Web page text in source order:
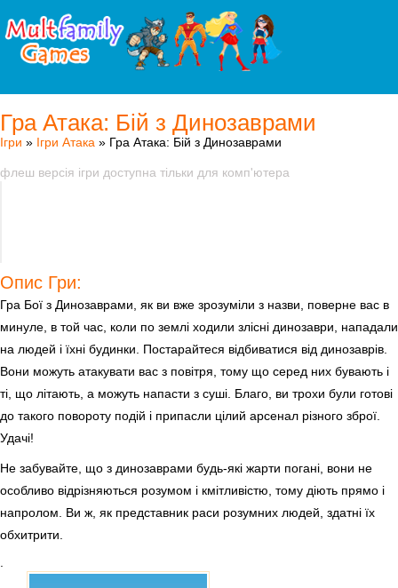
Гра Атака: Бій з Динозаврами
Ігри » Ігри Атака » Гра Атака: Бій з Динозаврами
флеш версія ігри доступна тільки для комп'ютера
Опис Гри:
Гра Бої з Динозаврами, як ви вже зрозуміли з назви, поверне вас в
минуле, в той час, коли по землі ходили злісні динозаври, нападали
на людей і їхні будинки. Постарайтеся відбиватися від динозаврів.
Вони можуть атакувати вас з повітря, тому що серед них бувають і
ті, що літають, а можуть напасти з суші. Благо, ви трохи були готові
до такого повороту подій і припасли цілий арсенал різного зброї.
Удачі!
Не забувайте, що з динозаврами будь-які жарти погані, вони не
особливо відрізняються розумом і кмітливістю, тому діють прямо і
напролом. Ви ж, як представник раси розумних людей, здатні їх
обхитрити.